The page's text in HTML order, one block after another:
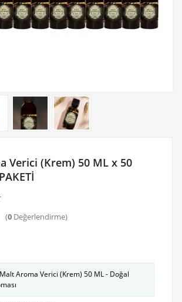
Verici (Krem) 50 ML x 50
(0Değerlendirme)
Aroma Verici (Krem) 50 ML - Doğal